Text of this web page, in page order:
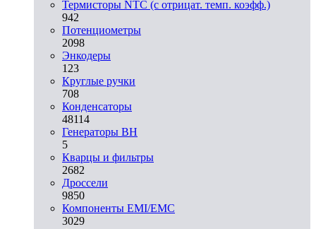
Термисторы NTC (с отрицат. темп. коэфф.)
942
Потенциометры
2098
Энкодеры
123
Круглые ручки
708
Конденсаторы
48114
Генераторы ВН
5
Кварцы и фильтры
2682
Дроссели
9850
Компоненты EMI/EMC
3029